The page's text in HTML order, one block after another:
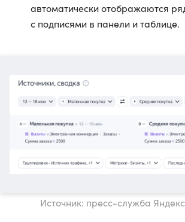
автоматически отображаются
с подписями в панели и таблице.
Источник: пресс-служба